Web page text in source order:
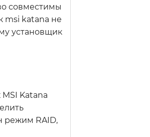
совместимы
msi katana не
установщик
Katana
режим RAID,